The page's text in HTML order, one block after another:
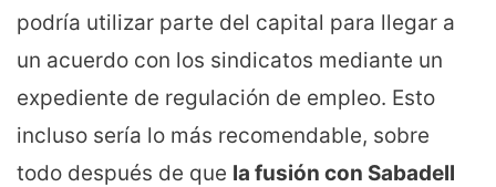
podría utilizar parte del capital para llegar a
un acuerdo con los sindicatos mediante un
expediente de regulación de empleo. Esto
incluso sería lo más recomendable, sobre
todo después de que la fusión con Sabadell